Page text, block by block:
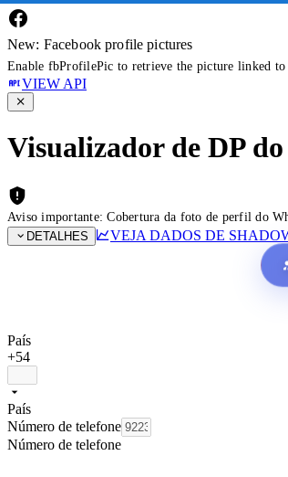
New: Facebook profile pictures
Enable fbProfilePic to retrieve the picture linked to
VIEW API
Visualizador de DP
Aviso importante: Cobertura da foto de perfil do
DETALHES
VEJA DADOS DE
País
+54
País
Número de telefone
Número de telefone